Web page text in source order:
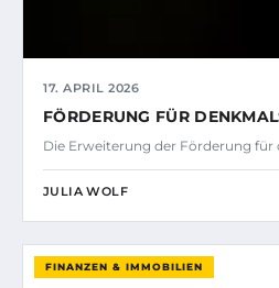
17. APRIL 2026
FÖRDERUNG FÜR
Die Erweiterung der Förderung
JULIA WOLF
FINANZEN & IMMOBILIEN